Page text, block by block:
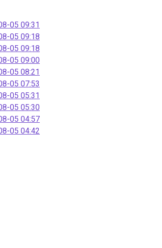
05 09:31
05 09:18
05 09:18
05 09:00
05 08:21
05 07:53
05 05:31
05 05:30
05 04:57
05 04:42